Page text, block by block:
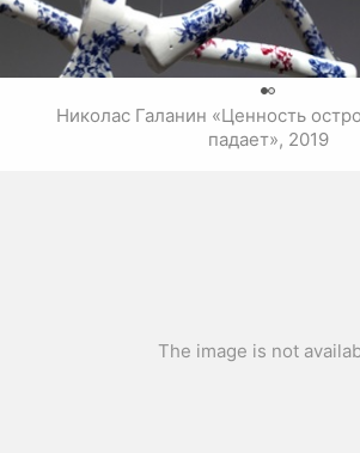
Николас Галанин «Ценность
падает», 2019
The image is not